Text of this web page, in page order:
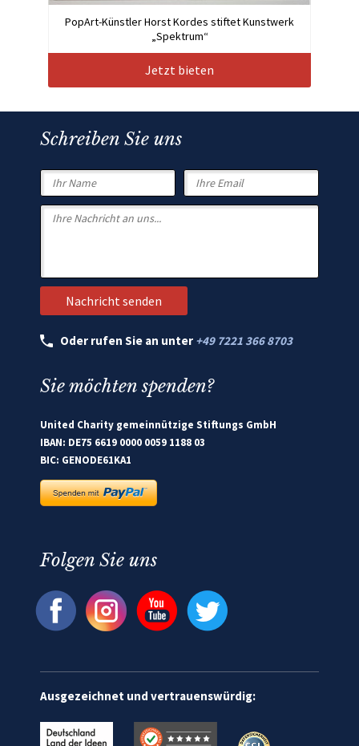
PopArt-Künstler Horst Kordes stiftet Kunstwerk
„Spektrum“
Jetzt bieten
Schreiben Sie uns
Oder rufen Sie an unter +49 7221 366 8703
Sie möchten spenden?
United Charity gemeinnützige Stiftungs GmbH
IBAN: DE75 6619 0000 0059 1188 03
BIC: GENODE61KA1
Folgen Sie uns
Ausgezeichnet und vertrauenswürdig: